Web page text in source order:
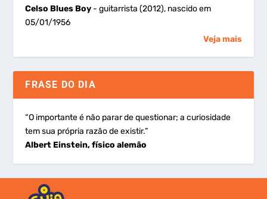
Celso Blues Boy - guitarrista (2012), nascido em
05/01/1956
Veja mais
FRASE DO DIA
“O importante é não parar de questionar; a curiosidade
tem sua própria razão de existir.”
Albert Einstein, físico alemão